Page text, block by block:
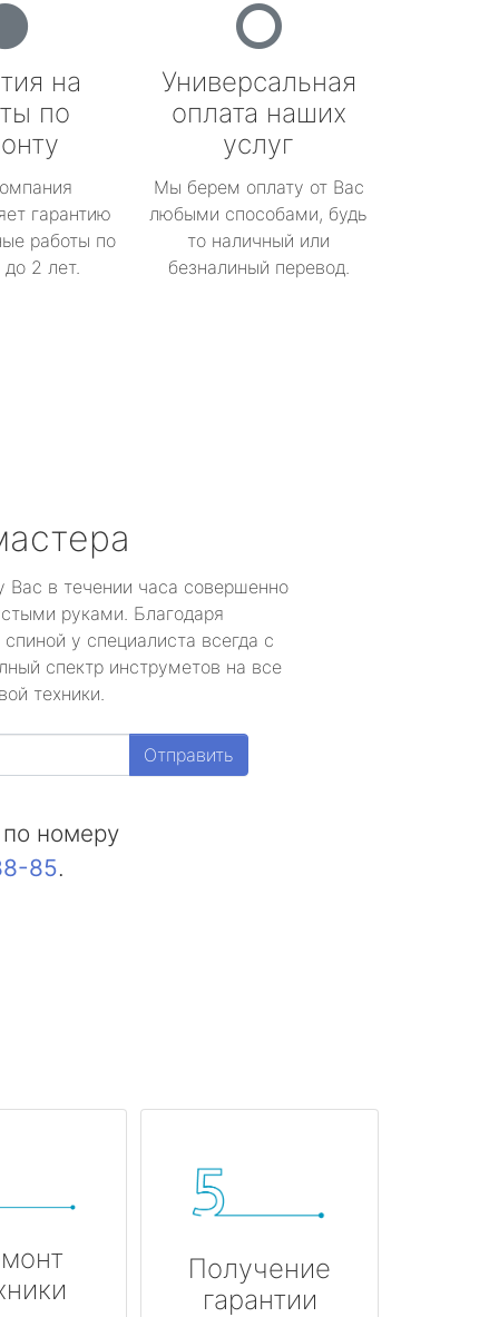
на
по
гарантию
работы по
2 лет.
Универсальная
оплата наших
услуг
Мы берем оплату от Вас
любыми способами, будь
то наличный или
безналиный перевод.
Вас в течении часа совершенно
руками. Благодаря
у специалиста всегда с
спектр инструметов на все
техники.
Отправить
номеру
85.
Получение
гарантии